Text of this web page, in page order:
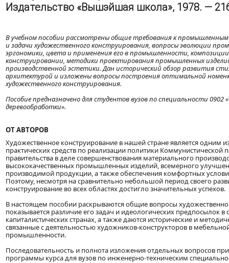
Издательство «Вышэйшая школа», 1978. —
В учебном пособии рассмотрены общие требования к промышленным
и задачи художественного конструирования, вопросы эволюции
эргономики, цвета и применения его в промышленности,
конструировании, методики проектирования промышленных
производственной эстетики. Дан исторический обзор развития
архитектурой и изложены вопросы построения оптимальной
художественного конструирования.
Пособие предназначено для студентов вузов по специальности 0902
деревообработки».
ОТ АВТОРОВ
Художественное конструирование в нашей стране является одним
практических средств по реализации политики Коммунистической
правительства в деле совершенствования материального
высококачественных промышленных изделий, всемерного
производимой продукции, а также обеспечения комфортных
Поэтому, несмотря на сравнительно небольшой период своего
конструирование во всех областях достигло значительных успехов.
В настоящем пособии раскрываются общие вопросы
показывается различие его задач и идеологических предпосылок в
капиталистических странах, а также даются исторические и
связанные с деятельностью художников-конструкторов в
промышленности.
Последовательность и полнота изложения отдельных вопросов
программы курса для вузов по инженерно-техническим